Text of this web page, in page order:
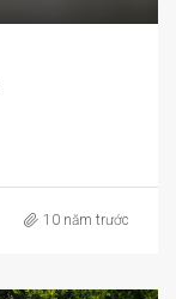
10 năm trước